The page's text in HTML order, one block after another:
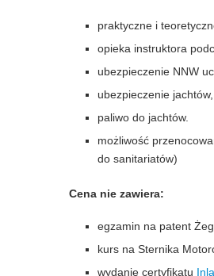
praktyczne i
opieka instruktora
ubezpieczenie NNW
ubezpieczenie jachtów,
paliwo do jachtów.
możliwość
do sanitariatów)
Cena nie zawiera:
egzamin na patent
kurs na Sternika
wydanie certyfikatu